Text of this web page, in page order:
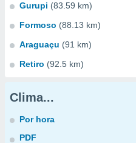
Gurupi (83.59 km)
Formoso (88.13 km)
Araguaçu (91 km)
Retiro (92.5 km)
Clima...
Por hora
PDF